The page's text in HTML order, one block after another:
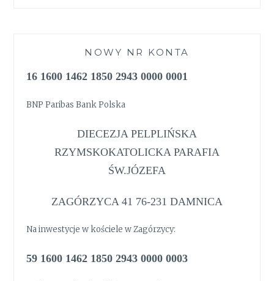
NOWY NR KONTA
16 1600 1462 1850 2943 0000 0001
BNP Paribas Bank Polska
DIECEZJA PELPLIŃSKA
RZYMSKOKATOLICKA PARAFIA
ŚW.JÓZEFA
ZAGÓRZYCA 41 76-231 DAMNICA
Na inwestycje w kościele w Zagórzycy:
59 1600 1462 1850 2943 0000 0003